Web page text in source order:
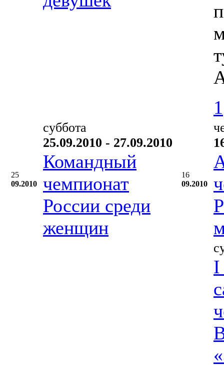
1
25
09.2010
суббота
25.09.2010 - 27.09.2010
Командный
чемпионат
России среди
женщин
16
09.2010
I